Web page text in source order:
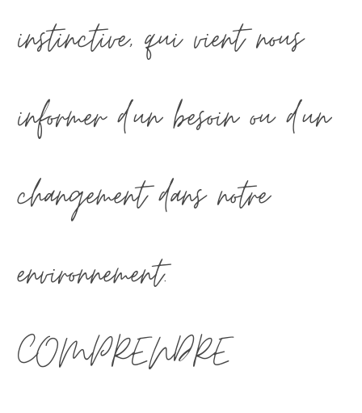
instinctive, qui vient nous
informer d’un besoin ou d’un
changement dans notre
environnement.
COMPRENDRE…